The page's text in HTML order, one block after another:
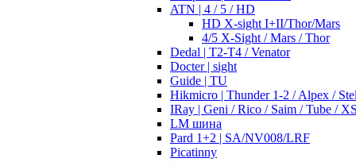
ATN | 4 / 5 / HD
HD X-sight I+II/Thor/Mars
4/5 X-Sight / Mars / Thor
Dedal | T2-T4 / Venator
Docter | sight
Guide | TU
Hikmicro | Thunder 1-2 / Alpex /
IRay | Geni / Rico / Saim / Tube /
LM шина
Pard 1+2 | SA/NV008/LRF
Picatinny